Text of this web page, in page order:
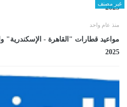
غير مصنف
منذ عام واحد
2025